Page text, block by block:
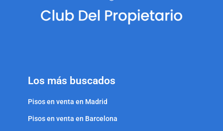
Los más buscados
Pisos en venta en Madrid
Pisos en venta en Barcelona